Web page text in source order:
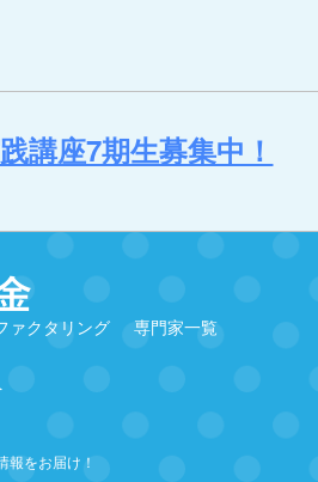
講座7期生募集中！
ァクタリング
専門家一覧
報をお届け！